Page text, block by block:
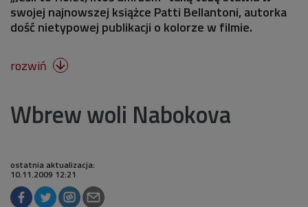
swojej najnowszej książce Patti Bellantoni, autorka
dość nietypowej publikacji o kolorze w filmie.
rozwiń 
Wbrew woli Nabokova
ostatnia aktualizacja:
10.11.2009 12:21